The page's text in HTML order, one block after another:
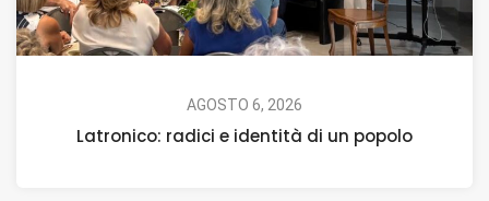
AGOSTO 6, 2026
Latronico: radici e identità di un popolo